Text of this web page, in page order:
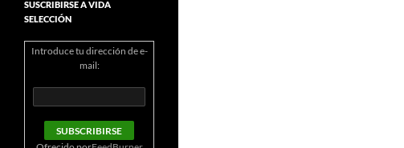
SUSCRIBIRSE A VIDA
SELECCIÓN
Introduce tu dirección de e-
mail: